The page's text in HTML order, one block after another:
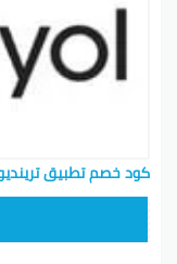
كود خصم تطبيق